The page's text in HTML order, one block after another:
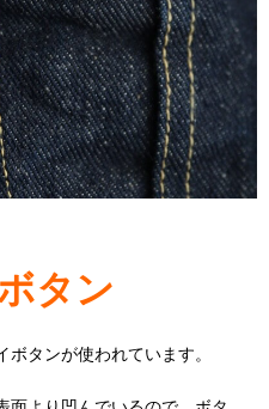
タン
タンが使われています。